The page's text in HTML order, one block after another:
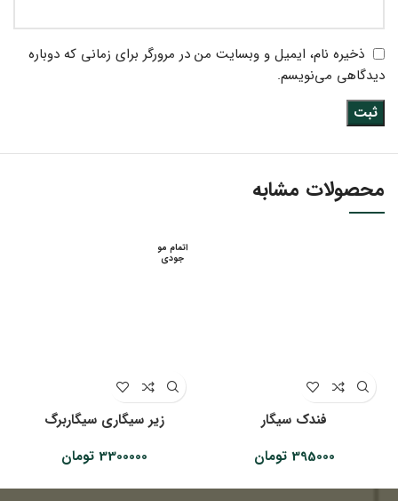
ذخیره نام، ایمیل و وبسایت من در مرورگر برای زمانی که دوباره
دیدگاهی می‌نویسم.
محصولات مشابه
فندک سیگار
395000 تومان
اتمام مو
جودی
زیر سیگاری سیگاربرگ
3300000 تومان